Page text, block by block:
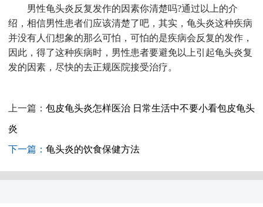
男性龟头炎反复发作的因素你清楚吗?通过以上的介
绍，相信男性患者们应该清楚了吧，其实，龟头炎这种疾病
并没有人们想象的那么可怕，可怕的是疾病会反复的发作，
因此，得了这种疾病时，男性患者要避免以上引起龟头炎复
发的因素，尽快的去正规医院接受治疗。
上一篇： 包皮龟头炎怎样医治 日常生活中不要小看包皮龟头
炎
下一篇： 龟头炎的饮食保健方法